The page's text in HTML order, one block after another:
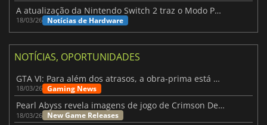
A atualização da Nintendo Switch 2 traz o Modo Portátil aos jogos mais antigos da Switch
18/03/26 Notícias de Hardware
NOTÍCIAS, OPORTUNIDADES
GTA VI: Para além dos atrasos, a obra-prima está quase a chegar
18/03/26 Gaming News
Pearl Abyss revela imagens de jogo de Crimson Desert para a PS5
18/03/26 New Game Releases